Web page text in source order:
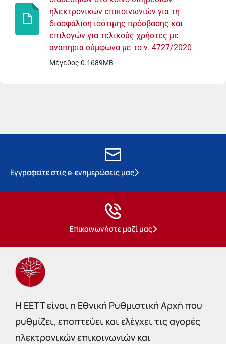
ηλεκτρονικών επικοινωνιών για τη
διασφάλιση ισότιμης πρόσβασης και
επιλογών για τελικούς χρήστες με
αναπηρία σύμφωνα με το ν. 4727/2020
Μέγεθος 0.1689MB
Εγγραφείτε στις e-ενημερώσεις μας
Επικοινωνήστε μαζί μας
Η EETT είναι η Εθνική Ρυθμιστική Αρχή που
ρυθμίζει, εποπτεύει και ελέγχει τις αγορές
ηλεκτρονικών επικοινωνιών και